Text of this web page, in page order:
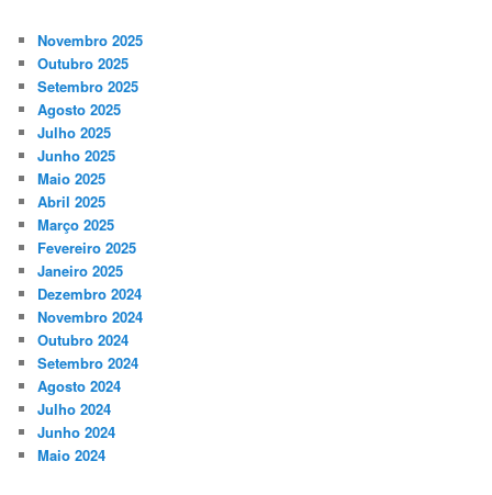
Novembro 2025
Outubro 2025
Setembro 2025
Agosto 2025
Julho 2025
Junho 2025
Maio 2025
Abril 2025
Março 2025
Fevereiro 2025
Janeiro 2025
Dezembro 2024
Novembro 2024
Outubro 2024
Setembro 2024
Agosto 2024
Julho 2024
Junho 2024
Maio 2024